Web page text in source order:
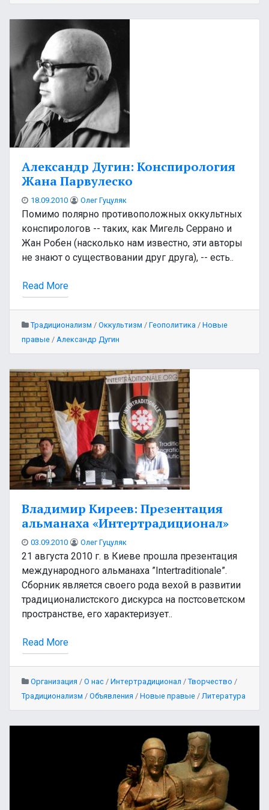
Александр Дугин: Конспирология
Жана Парвулеско
18.09.2010 Олег Гуцуляк
Помимо полярно противоположных оккультных
конспирологов -- таких, как Мигель Серрано и
Жан Робен (насколько нам известно, эти авторы
не знают о существовании друг друга), -- есть..
Read More
Традиционализм / Оккультизм / Геополитика / Новые
правые / Александр Дугин
Владимир Киреев: Презентация
альманаха «Интертрадиционал»
03.09.2010 Олег Гуцуляк
21 августа 2010 г. в Киеве прошла презентация
международного альманаха ”Intertraditionale”.
Сборник является своего рода вехой в развитии
традиционалистского дискурса на постсоветском
пространстве, его характеризует..
Read More
Организация / О нас / Интертрадиционал / Творчество /
Традиционализм / Объявления / Новые правые / Литература